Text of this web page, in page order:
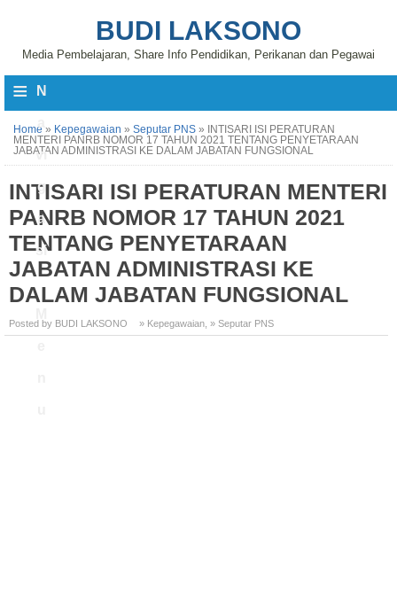
BUDI LAKSONO
Media Pembelajaran, Share Info Pendidikan, Perikanan dan Pegawai
≡ N
vi
g
a
si
Home » Kepegawaian » Seputar PNS »
INTISARI ISI PERATURAN
MENTERI PANRB NOMOR 17 TAHUN 2021 TENTANG PENYETARAAN
JABATAN ADMINISTRASI KE DALAM JABATAN FUNGSIONAL
INTISARI ISI PERATURAN MENTERI
PANRB NOMOR 17 TAHUN 2021
TENTANG PENYETARAAN
JABATAN ADMINISTRASI KE
DALAM JABATAN FUNGSIONAL
Posted by BUDI LAKSONO » Kepegawaian » Seputar PNS